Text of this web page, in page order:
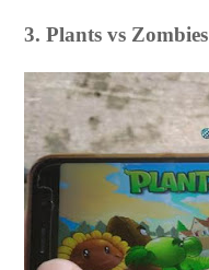
3. Plants vs Zombies